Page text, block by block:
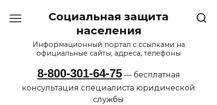
Социальная защита
населения
Информационный портал с ссылками на
официальные сайты, адреса, телефоны
8-800-301-64-75— бесплатная
консультация специалиста юридической
службы